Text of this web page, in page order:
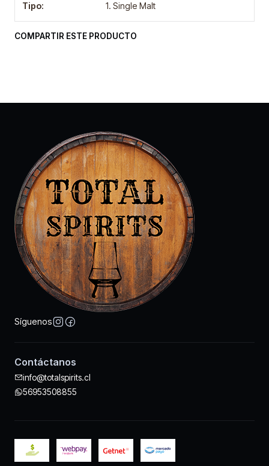
Tipo: 1. Single Malt
COMPARTIR ESTE PRODUCTO
Síguenos
Contáctanos
info@totalspirits.cl
56953508855